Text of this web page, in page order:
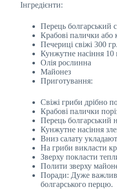
Інгредієнти:
Перець болгарський
Крабові палички або
Печериці свіжі 300 гр.
Кунжутне насіння 10
Олія рослинна
Майонез
Приготування:
Свіжі гриби дрібно
Крабові палички
Перець
Кунжутне насіння
Вниз салату
На гриби викласти
Зверху покласти
Полити зверху
Поради: Дуже важливо
болгарського перцю.